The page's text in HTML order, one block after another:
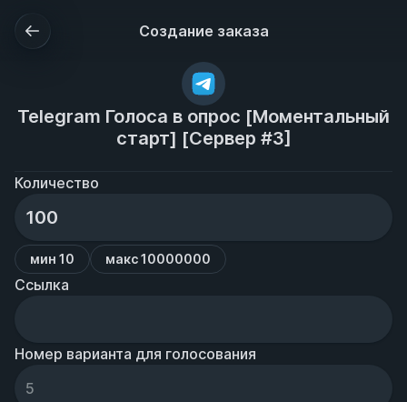
Создание заказа
Telegram Голоса в опрос [Моментальный
старт] [Сервер #3]
Количество
мин 10 макс 10000000
Ссылка
Номер варианта для голосования